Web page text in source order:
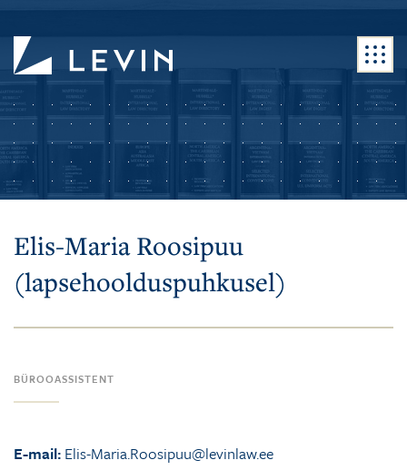
Elis-Maria Roosipuu
(lapsehoolduspuhkusel)
BÜROOASSISTENT
E-mail: Elis-Maria.Roosipuu@levinlaw.ee